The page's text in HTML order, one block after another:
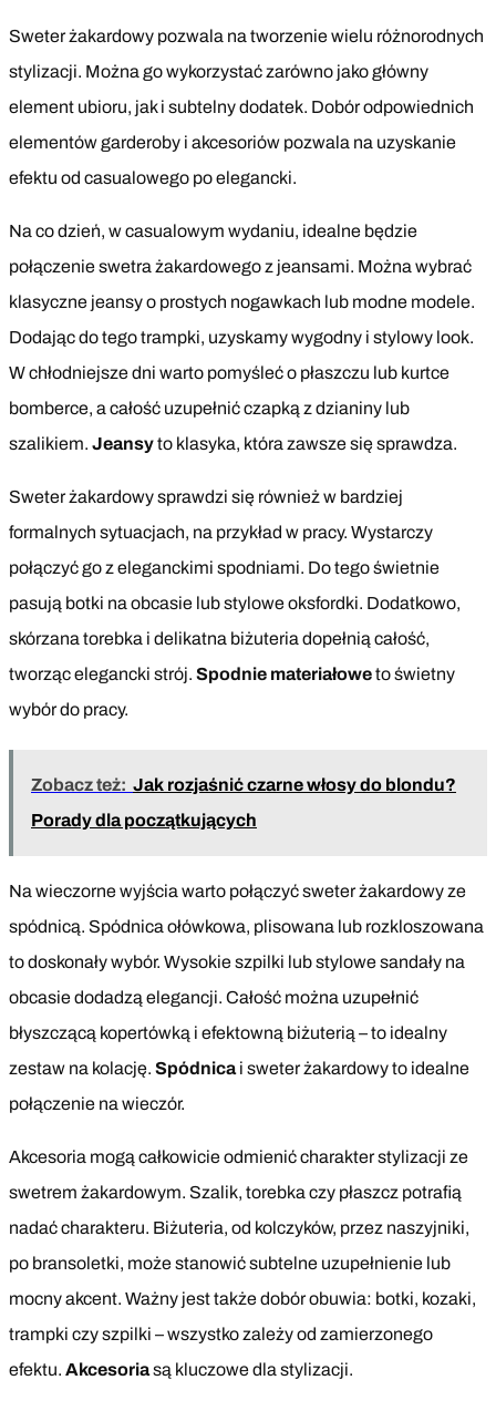
Sweter żakardowy pozwala na tworzenie wielu różnorodnych
stylizacji. Można go wykorzystać zarówno jako główny
element ubioru, jak i subtelny dodatek. Dobór odpowiednich
elementów garderoby i akcesoriów pozwala na uzyskanie
efektu od casualowego po elegancki.
Na co dzień, w casualowym wydaniu, idealne będzie
połączenie swetra żakardowego z jeansami. Można wybrać
klasyczne jeansy o prostych nogawkach lub modne modele.
Dodając do tego trampki, uzyskamy wygodny i stylowy look.
W chłodniejsze dni warto pomyśleć o płaszczu lub kurtce
bomberce, a całość uzupełnić czapką z dzianiny lub
szalikiem. Jeansyto klasyka, która zawsze się sprawdza.
Sweter żakardowy sprawdzi się również w bardziej
formalnych sytuacjach, na przykład w pracy. Wystarczy
połączyć go z eleganckimi spodniami. Do tego świetnie
pasują botki na obcasie lub stylowe oksfordki. Dodatkowo,
skórzana torebka i delikatna biżuteria dopełnią całość,
tworząc elegancki strój. Spodnie materiałoweto świetny
wybór do pracy.
Zobacz też: Jak rozjaśnić czarne włosy do blondu?
Porady dla początkujących
Na wieczorne wyjścia warto połączyć sweter żakardowy ze
spódnicą. Spódnica ołówkowa, plisowana lub rozkloszowana
to doskonały wybór. Wysokie szpilki lub stylowe sandały na
obcasie dodadzą elegancji. Całość można uzupełnić
błyszczącą kopertówką i efektowną biżuterią – to idealny
zestaw na kolację. Spódnicai sweter żakardowy to idealne
połączenie na wieczór.
Akcesoria mogą całkowicie odmienić charakter stylizacji ze
swetrem żakardowym. Szalik, torebka czy płaszcz potrafią
nadać charakteru. Biżuteria, od kolczyków, przez naszyjniki,
po bransoletki, może stanowić subtelne uzupełnienie lub
mocny akcent. Ważny jest także dobór obuwia: botki, kozaki,
trampki czy szpilki – wszystko zależy od zamierzonego
efektu. Akcesoriasą kluczowe dla stylizacji.